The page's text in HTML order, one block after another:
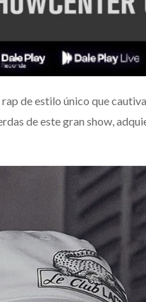
de estilo único que
de este gran show,